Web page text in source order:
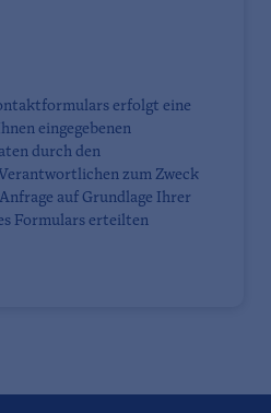
erfolgt eine
eingegebenen
durch den
zum Zweck
auf Grundlage Ihrer
Formulars erteilten